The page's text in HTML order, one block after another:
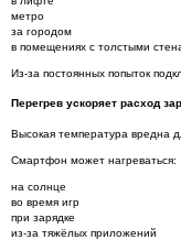
метро
за городом
в помещениях с толстыми
Из-за постоянных попыток
Перегрев ускоряет расход
Высокая температура вредна
Смартфон может нагреваться:
на солнце
во время игр
при зарядке
из-за тяжёлых приложений